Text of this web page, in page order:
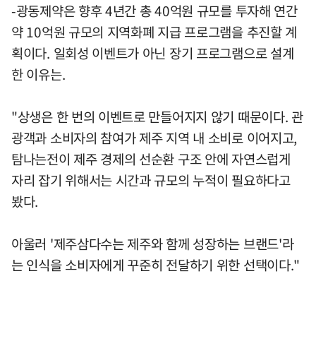
-광동제약은 향후 4년간 총 40억원 규모를 투자해 연간
약 10억원 규모의 지역화폐 지급 프로그램을 추진할 계
획이다. 일회성 이벤트가 아닌 장기 프로그램으로 설계
한 이유는.
"상생은 한 번의 이벤트로 만들어지지 않기 때문이다. 관
광객과 소비자의 참여가 제주 지역 내 소비로 이어지고,
탐나는전이 제주 경제의 선순환 구조 안에 자연스럽게
자리 잡기 위해서는 시간과 규모의 누적이 필요하다고
봤다.
아울러 '제주삼다수는 제주와 함께 성장하는 브랜드'라
는 인식을 소비자에게 꾸준히 전달하기 위한 선택이다."